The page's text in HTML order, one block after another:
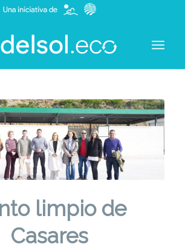
limpio de
Casares